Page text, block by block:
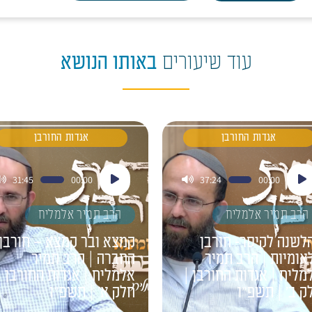
עוד שיעורים באותו הנושא
אגדות החורבן
00:00
37:24
הרב תמיר אלמליח
לקיסר- חורבן
| הרב תמיר
| אגדות החורבן |
ב' | תשפ"ו
אגדות החורבן
נגן
אודיו
00:00
31:45
הרב תמיר אלמליח
קמצא ובר קמצא –
החברה | הרב תמיר
אלמליח | אגדות
חלק א' | תשפ"ו